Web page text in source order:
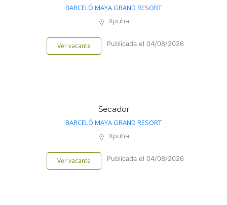
BARCELÓ MAYA GRAND RESORT
Xpuha
Ver vacante Publicada el 04/08/2026
Secador
BARCELÓ MAYA GRAND RESORT
Xpuha
Ver vacante Publicada el 04/08/2026